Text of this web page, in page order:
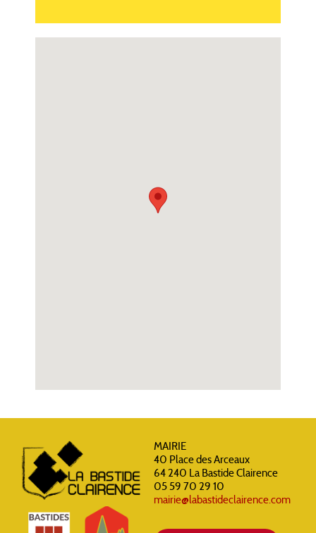
MAIRIE
40 Place des Arceaux
64 240 La Bastide Clairence
05 59 70 29 10
mairie@labastideclairence.com